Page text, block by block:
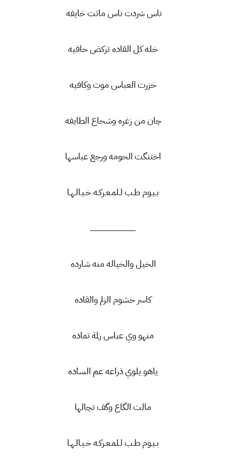
ناس شردت ناس ماتت خايفه
خله كل القاده تركض حافيه
خزرت العباس موت وكافيه
چان من زغره وشجاع الطايفه
اختنگت الحومه ورجع عباسها
بـيـوم طـب لـلمـعـركـه خـيـالـهـا
ـــــــــــــــــــــــــــــــــــــــــــــ
الخيل والخياله منه شارده
كاسر خشوم الزلم والقاده
منهو وي عباس زلمة تماده
ياهو يلوي ذراعه عم الساده
مالت الگاع وگف تچالها
بـيـوم طـب لـلمـعـركـه خـيـالـهـا